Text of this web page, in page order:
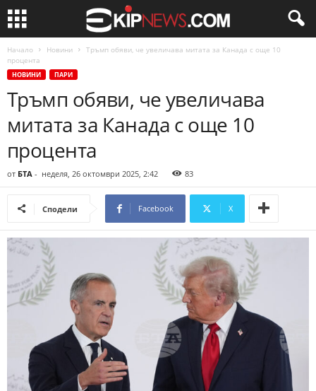
Начало Новини
Тръмп обяви, че увеличава митата за Канада с още 10
процента
НОВИНИ ПАРИ
Тръмп обяви, че увеличава
митата за Канада с още 10
процента
от БТА - неделя, 26 октомври 2025, 2:42 83
Сподели Facebook X